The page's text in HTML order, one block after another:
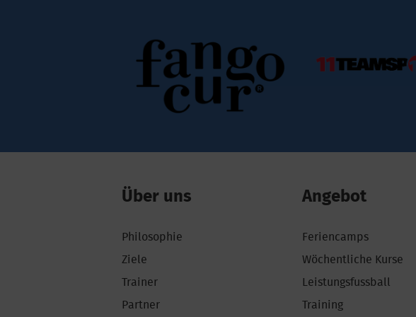
Über uns
Philosophie
Ziele
Trainer
Partner
Angebot
Feriencamps
Wöchentliche Kurse
Leistungsfussball
Training